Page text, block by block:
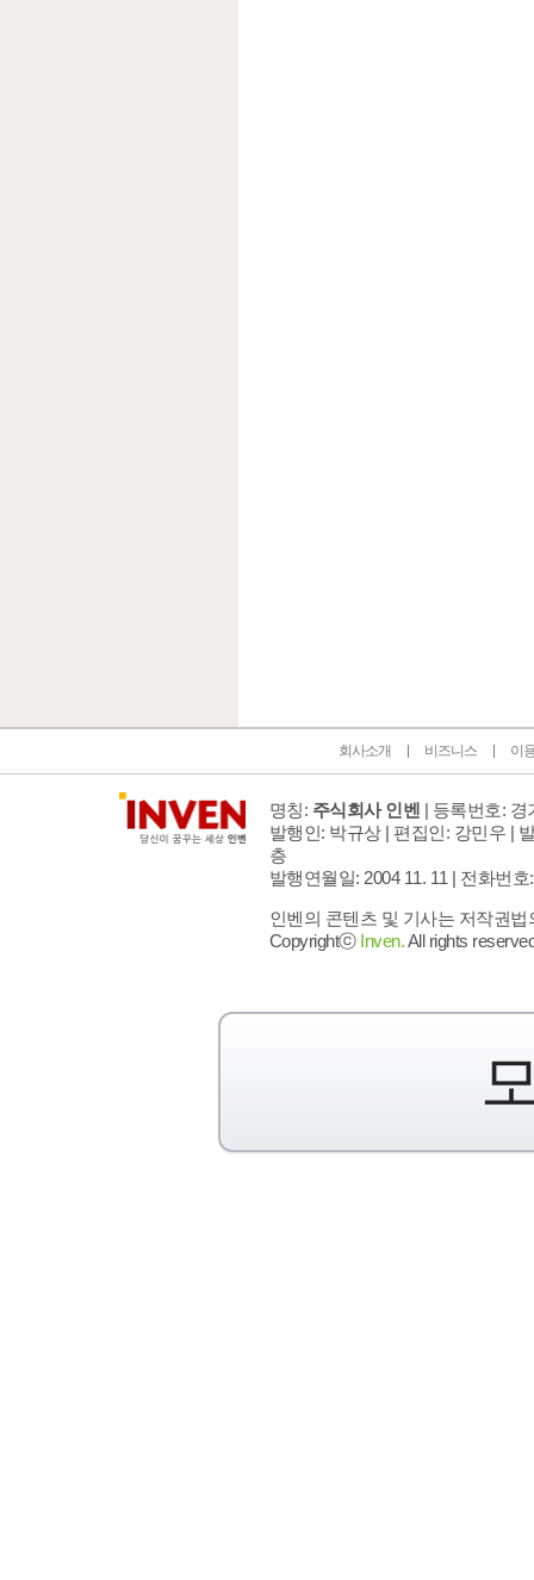
회사소개 비즈니스 이
명칭: 주식회사 인벤 | 등록번호: 경
발행인: 박규상 | 편집인: 강민우 |
층
발행연월일: 2004 11. 11 | 전화번호
인벤의 콘텐츠 및 기사는 저작권
Copyrightⓒ Inven.All rights